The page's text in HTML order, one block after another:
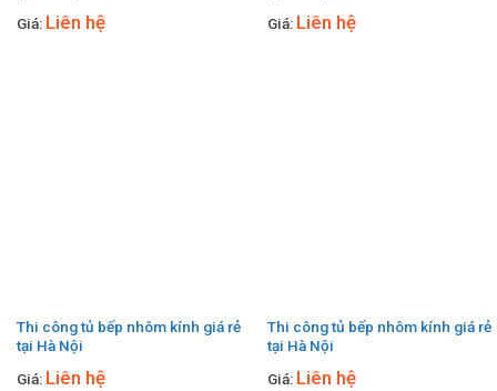
Giá: Liên hệ
Giá: Liên hệ
Thi công tủ bếp nhôm kính giá rẻ
tại Hà Nội
Giá: Liên hệ
Thi công tủ bếp nhôm kính giá rẻ
tại Hà Nội
Giá: Liên hệ